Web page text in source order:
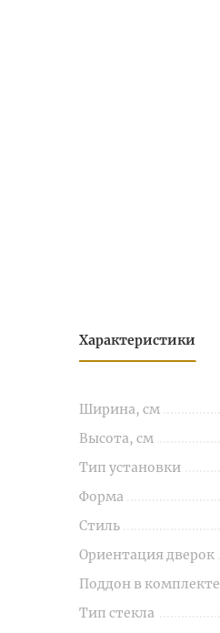
Характеристики
Ширина, см
Высота, см
Тип установки
Форма
Стиль
Ориентация дверок
Поддон в комплекте
Тип стекла